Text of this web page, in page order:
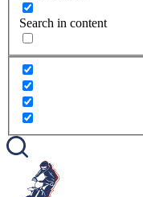
Search in content